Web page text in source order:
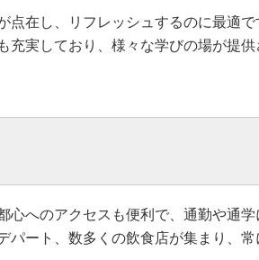
在し、リフレッシュするのに最適
実しており、様々な学びの場が提
へのアクセスも便利で、通勤や通
ート、数多くの飲食店が集まり、常